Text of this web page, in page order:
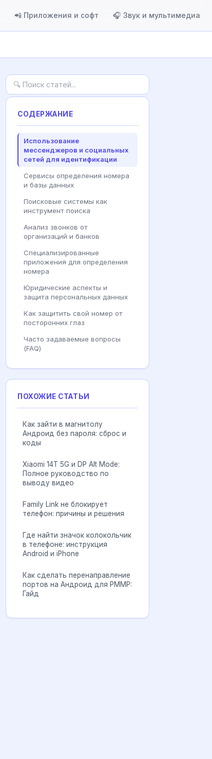
📲 Приложения и софт 🎧 Звук и мультимедиа
СОДЕРЖАНИЕ
Использование
мессенджеров и социальных
сетей для идентификации
Сервисы определения номера
и базы данных
Поисковые системы как
инструмент поиска
Анализ звонков от
организаций и банков
Специализированные
приложения для определения
номера
Юридические аспекты и
защита персональных данных
Как защитить свой номер от
посторонних глаз
Часто задаваемые вопросы
(FAQ)
ПОХОЖИЕ СТАТЬИ
Как зайти в магнитолу
Андроид без пароля: сброс и
коды
Xiaomi 14T 5G и DP Alt Mode:
Полное руководство по
выводу видео
Family Link не блокирует
телефон: причины и решения
Где найти значок колокольчик
в телефоне: инструкция
Android и iPhone
Как сделать перенаправление
портов на Андроид для PMMP:
Гайд